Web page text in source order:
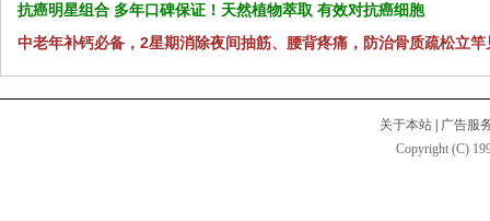
抗癌明星组合 多年口碑保证！天然植物萃取 有效对抗癌细胞
中老年补钙必备，2星期消除夜间抽筋、腰背疼痛，防治骨质疏松立竿
关于本站
广告服
Copyright (C)